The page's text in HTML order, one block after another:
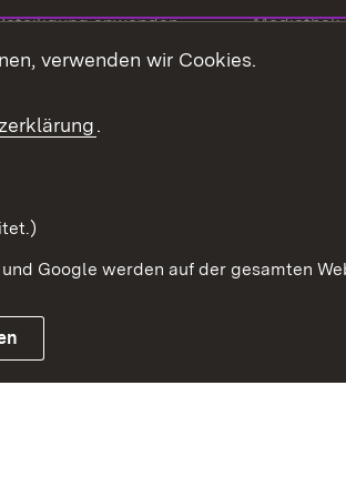
anwenden
stärken
Mediathek
Kontakt
verwenden wir Cookies.
.
Google werden auf der gesamten